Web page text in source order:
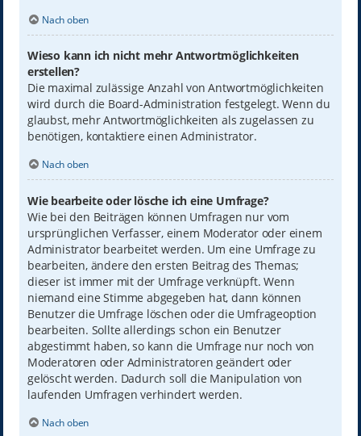
Nach oben
Wieso kann ich nicht mehr Antwortmöglichkeiten
erstellen?
Die maximal zulässige Anzahl von Antwortmöglichkeiten
wird durch die Board-Administration festgelegt. Wenn du
glaubst, mehr Antwortmöglichkeiten als zugelassen zu
benötigen, kontaktiere einen Administrator.
Nach oben
Wie bearbeite oder lösche ich eine Umfrage?
Wie bei den Beiträgen können Umfragen nur vom
ursprünglichen Verfasser, einem Moderator oder einem
Administrator bearbeitet werden. Um eine Umfrage zu
bearbeiten, ändere den ersten Beitrag des Themas;
dieser ist immer mit der Umfrage verknüpft. Wenn
niemand eine Stimme abgegeben hat, dann können
Benutzer die Umfrage löschen oder die Umfrageoption
bearbeiten. Sollte allerdings schon ein Benutzer
abgestimmt haben, so kann die Umfrage nur noch von
Moderatoren oder Administratoren geändert oder
gelöscht werden. Dadurch soll die Manipulation von
laufenden Umfragen verhindert werden.
Nach oben